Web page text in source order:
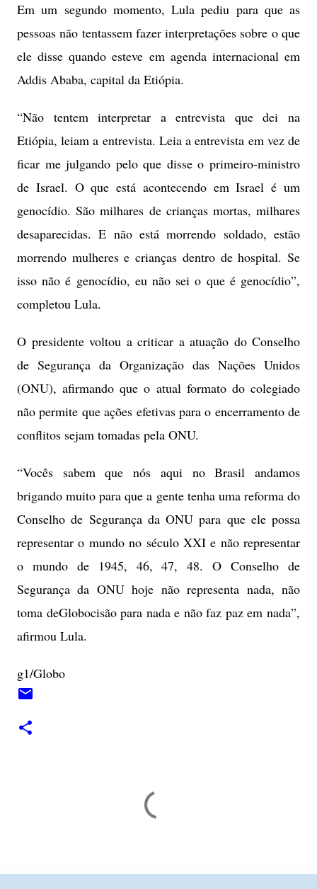
Em um segundo momento, Lula pediu para que as
pessoas não tentassem fazer interpretações sobre o que
ele disse quando esteve em agenda internacional em
Addis Ababa, capital da Etiópia.
“Não tentem interpretar a entrevista que dei na
Etiópia, leiam a entrevista. Leia a entrevista em vez de
ficar me julgando pelo que disse o primeiro-ministro
de Israel. O que está acontecendo em Israel é um
genocídio. São milhares de crianças mortas, milhares
desaparecidas. E não está morrendo soldado, estão
morrendo mulheres e crianças dentro de hospital. Se
isso não é genocídio, eu não sei o que é genocídio”,
completou Lula.
O presidente voltou a criticar a atuação do Conselho
de Segurança da Organização das Nações Unidos
(ONU), afirmando que o atual formato do colegiado
não permite que ações efetivas para o encerramento de
conflitos sejam tomadas pela ONU.
“Vocês sabem que nós aqui no Brasil andamos
brigando muito para que a gente tenha uma reforma do
Conselho de Segurança da ONU para que ele possa
representar o mundo no século XXI e não representar
o mundo de 1945, 46, 47, 48. O Conselho de
Segurança da ONU hoje não representa nada, não
toma deGlobocisão para nada e não faz paz em nada”,
afirmou Lula.
g1/Globo
n